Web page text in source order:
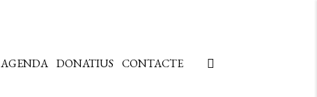
AGENDA DONATIUS CONTACTE